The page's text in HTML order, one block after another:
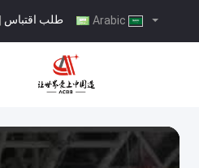
طلب اقتباس